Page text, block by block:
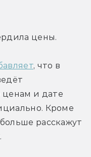
цены.
, что в
и дате
Кроме
расскажут